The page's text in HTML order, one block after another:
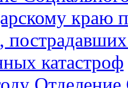
краю
катастроф